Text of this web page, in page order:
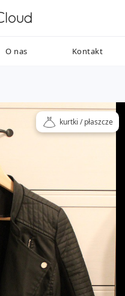
O nas Kontakt
kurtki / płaszcze